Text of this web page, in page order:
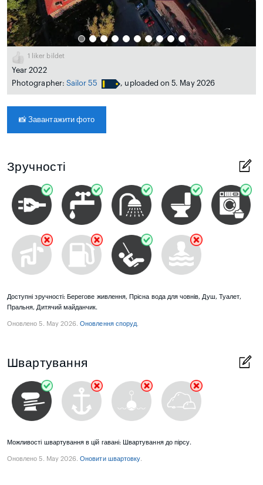
1 liker bildet
Year 2022
Photographer: Sailor 55 , uploaded on 5. May 2026
📸 Завантажити фото
Зручності
Доступні зручності: Берегове живлення, Прісна вода для човнів, Душ, Туалет,
Пральня, Дитячий майданчик.
Оновлено 5. May 2026.Оновлення споруд.
Швартування
Можливості швартування в цій гавані: Швартування до пірсу.
Оновлено 5. May 2026.Оновити швартовку.